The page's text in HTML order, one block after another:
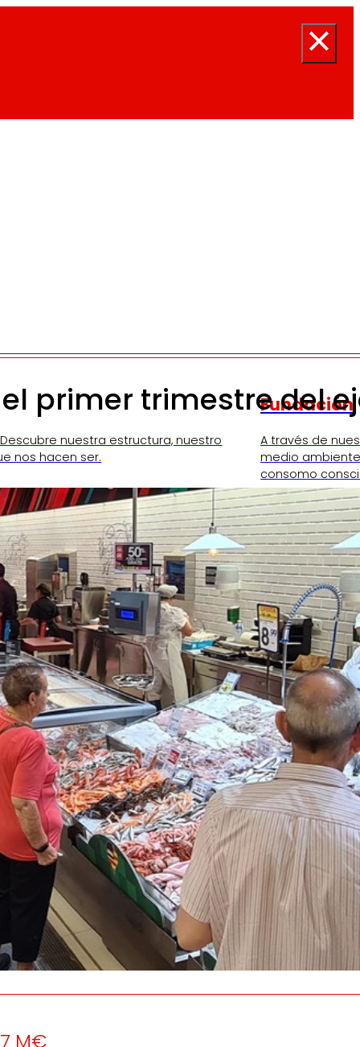
nuestra estructura, nuestro
nos hacen ser.
Fundación
A través de
medio
consomo
la
el desarrollo
Escuchamose
informamosa las
personas
primer trimestre del
M€